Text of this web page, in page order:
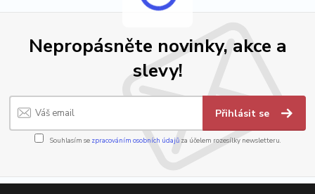
Nepropásněte novinky, akce a
slevy!
Přihlásit se
Souhlasím se zpracováním osobních údajůza účelem rozesílky newsletteru.